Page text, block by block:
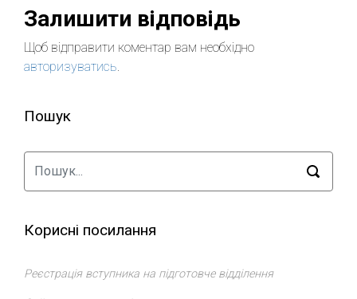
Залишити відповідь
Щоб відправити коментар вам необхідно
авторизуватись.
Пошук
Корисні посилання
Реєстрація вступника на підготовче відділення